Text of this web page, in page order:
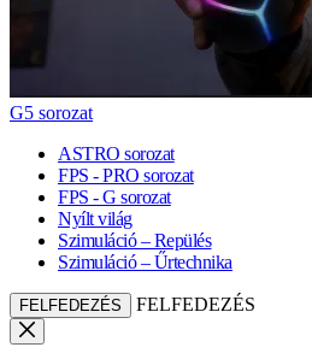
G5 sorozat
ASTRO sorozat
FPS - PRO sorozat
FPS - G sorozat
Nyílt világ
Szimuláció – Repülés
Szimuláció – Űrtechnika
FELFEDEZÉS FELFEDEZÉS